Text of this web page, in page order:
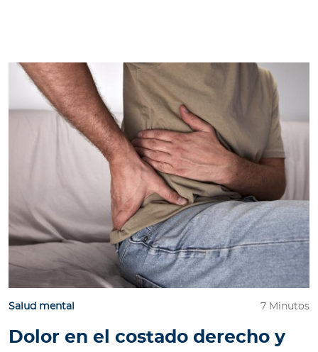
Salud mental 7 Minutos
Dolor en el costado derecho y